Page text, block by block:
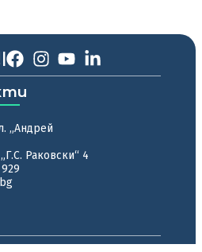
|
„Андрей
Раковски“ 4